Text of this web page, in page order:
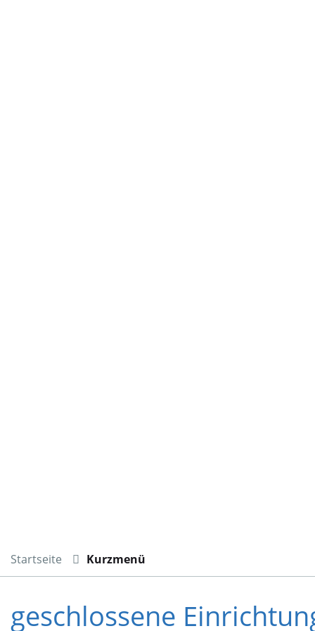
Startseite Kurzmenü
geschlossene